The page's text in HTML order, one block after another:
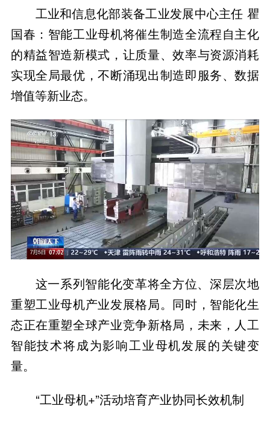
工业和信息化部装备工业发展中心主任 瞿
国春：智能工业母机将催生制造全流程自主化
的精益智造新模式，让质量、效率与资源消耗
实现全局最优，不断涌现出制造即服务、数据
增值等新业态。
这一系列智能化变革将全方位、深层次地
重塑工业母机产业发展格局。同时，智能化生
态正在重塑全球产业竞争新格局，未来，人工
智能技术将成为影响工业母机发展的关键变
量。
“工业母机+”活动培育产业协同长效机制